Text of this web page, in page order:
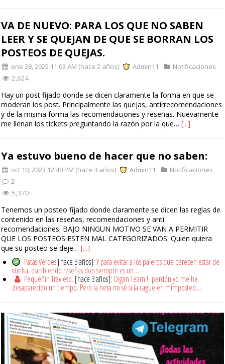
VA DE NUEVO: PARA LOS QUE NO SABEN
LEER Y SE QUEJAN DE QUE SE BORRAN LOS
POSTEOS DE QUEJAS.
ene 28, 2025 11:03 AM (hace 2 años) Admin11
Notificaciones
2,624
Hay un post fijado donde se dicen claramente la forma en que se
moderan los post. Principalmente las quejas, antirrecomendaciones
y de la misma forma las recomendaciones y reseñas. Nuevamente
me llenan los tickets preguntando la razón por la que… [...]
Ya estuvo bueno de hacer que no saben:
oct 10, 2023 12:40 PM (hace 3 años) Admin11
Notificaciones
2
5,370
Tenemos un posteo fijado donde claramente se dicen las reglas de
contenido en las reseñas, recomendaciones y anti
recomendaciones. BAJO NINGUN MOTIVO SE VAN A PERMITIR
QUE LOS POSTEOS ESTEN MAL CATEGORIZADOS. Quien quiera
que su posteo se deje… [...]
Patas Verdes[hace 3 años]:Y para evitar a los paleros que parecen estar de
vuelta, escribiendo reseñas don siempre es un…
Pequeñin Travieso. [hace 3 años]: Oigan Team ! perdón yo me he
desaparecido un tiempo. Pero la neta no sé si la cague en mimposteo…